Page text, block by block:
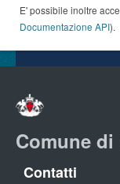
E' possibile inoltre
Documentazione API).
Comune di
Contatti